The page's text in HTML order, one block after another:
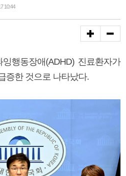
10:44
행동장애(ADHD) 진료환자가
증한 것으로 나타났다.